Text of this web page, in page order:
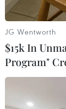
Chính quyền
hướng đến
những vấn
các doanh
công nghiệp
Khi được
cuộc điều
JG Wentworth
$15k In
Program"